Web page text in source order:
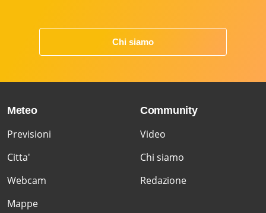
Chi siamo
Meteo
Previsioni
Citta'
Webcam
Mappe
Community
Video
Chi siamo
Redazione